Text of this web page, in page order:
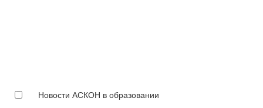
Новости АСКОН в образовании